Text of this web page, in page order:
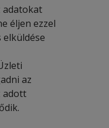
adatokat
éljen ezzel
elküldése
az
adott